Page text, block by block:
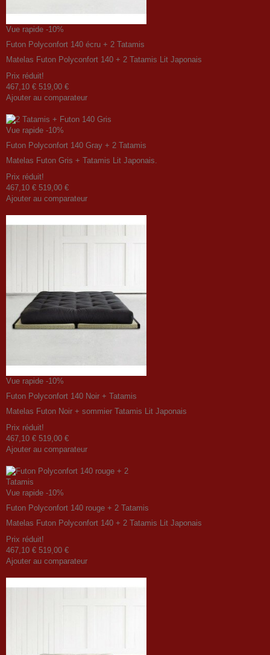
Vue rapide -10%
Futon Polyconfort 140 écru + 2 Tatamis
Matelas Futon Polyconfort 140 + 2 Tatamis Lit Japonais
Prix ​​réduit!
467,10 € 519,00 €
Ajouter au comparateur
Vue rapide -10%
Futon Polyconfort 140 Gray + 2 Tatamis
Matelas Futon Gris + Tatamis Lit Japonais.
Prix ​​réduit!
467,10 € 519,00 €
Ajouter au comparateur
Vue rapide -10%
Futon Polyconfort 140 Noir + Tatamis
Matelas Futon Noir + sommier Tatamis Lit Japonais
Prix ​​réduit!
467,10 € 519,00 €
Ajouter au comparateur
Vue rapide -10%
Futon Polyconfort 140 rouge + 2 Tatamis
Matelas Futon Polyconfort 140 + 2 Tatamis Lit Japonais
Prix ​​réduit!
467,10 € 519,00 €
Ajouter au comparateur